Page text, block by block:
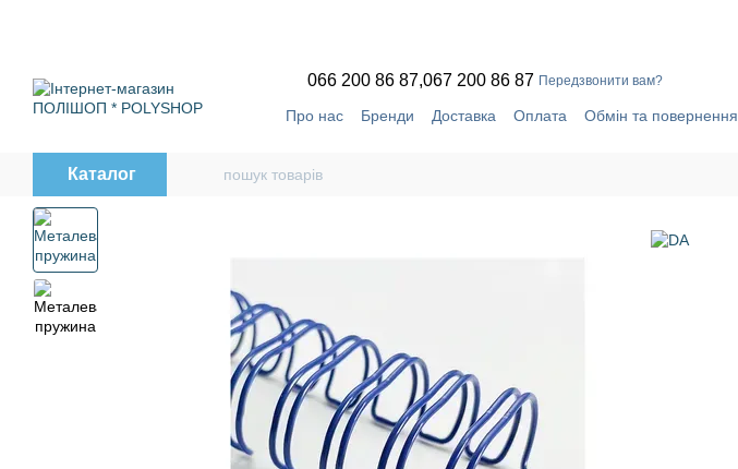
066 200 86 87,067 200 86 87 Передзвонити вам?
Про нас Бренди Доставка Оплата Обмін та повернення
Каталог